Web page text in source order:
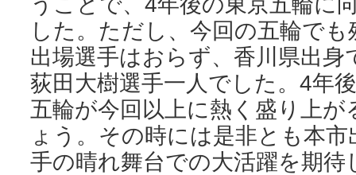
した。ただし、今回の五輪で
出場選手はおらず、香川県出
荻田大樹選手一人でした。4年
五輪が今回以上に熱く盛り上
ょう。その時には是非とも本
手の晴れ舞台での大活躍を期